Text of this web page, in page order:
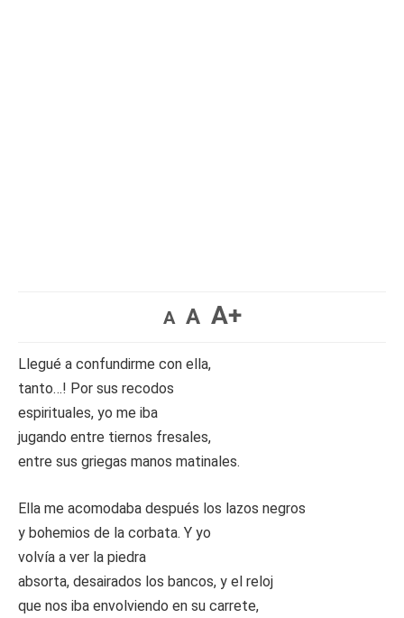
A A A+
Llegué a confundirme con ella,
tanto…! Por sus recodos
espirituales, yo me iba
jugando entre tiernos fresales,
entre sus griegas manos matinales.
Ella me acomodaba después los lazos negros
y bohemios de la corbata. Y yo
volvía a ver la piedra
absorta, desairados los bancos, y el reloj
que nos iba envolviendo en su carrete,